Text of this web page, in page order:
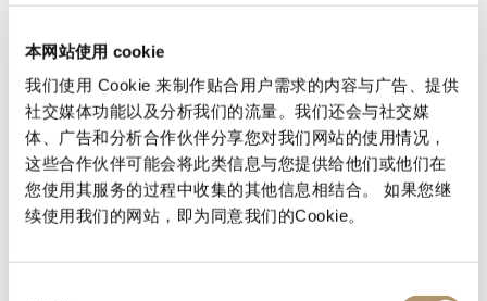
本网站使用 cookie
我们使用 Cookie 来制作贴合用户需求的内容与广告、提供
社交媒体功能以及分析我们的流量。我们还会与社交媒
体、广告和分析合作伙伴分享您对我们网站的使用情况，
这些合作伙伴可能会将此类信息与您提供给他们或他们在
您使用其服务的过程中收集的其他信息相结合。 如果您继
续使用我们的网站，即为同意我们的Cookie。
椅子 STADEL
The Stadel Chair in Iroko wood takes up the philosophy of the
collection, natural tones on simple but decisive lines, a
comfortable and large seat coordinated with resistant and
comfortable outdoor upholstery.i.